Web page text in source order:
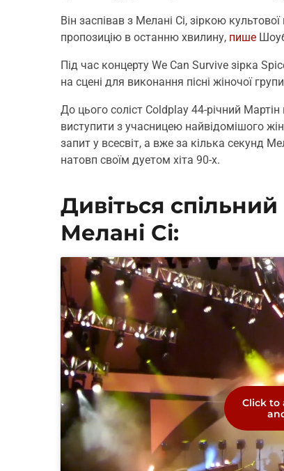
Він заспівав з Мелані Сі, зіркою
пропозицію в останню хвилину, пише
Під час концерту We Can Survive зірка
на сцені для виконання пісні жіночої
До цього соліст Coldplay 44-річний
виступити з учасницею найвідомішого
запит у всесвіт, а вже за кілька секунд
натовп своїм дуетом хіта 90-х.
Дивіться
Мелані Сі:
Click to